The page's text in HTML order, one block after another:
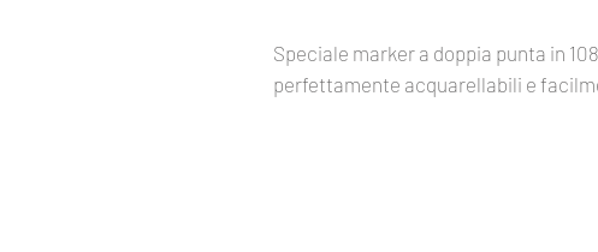
Speciale marker a doppia punta in
perfettamente acquarellabili e